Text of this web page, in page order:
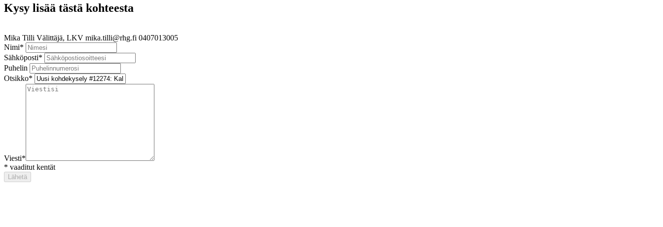
Kysy lisää tästä kohteesta
Mika Tilli Välittäjä, LKV mika.tilli@rhg.fi 0407013005
Nimi*
Sähköposti*
Puhelin
Otsikko*
Viesti*
* vaaditut kentät